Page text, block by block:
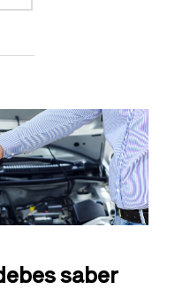
saber